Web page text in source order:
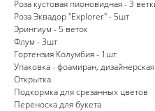
Роза кустовая пионовидная - 3
Роза Эквадор "Explorer" - 5шт
Эрингиум - 5 веток
Флум - 3шт
Гортензия Колумбия - 1шт
Упаковка - фоамиран,
Открытка
Подкормка для срезанных цветов
Переноска для букета